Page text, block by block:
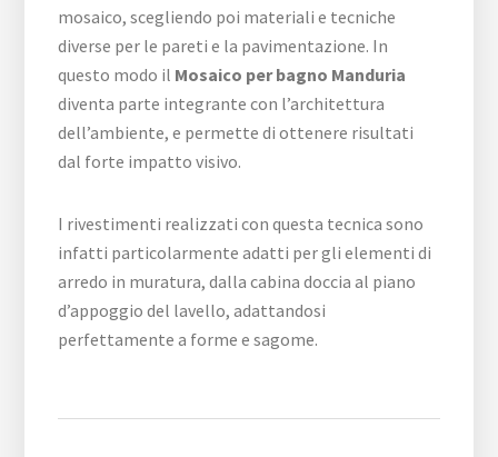
mosaico, scegliendo poi materiali e tecniche
diverse per le pareti e la pavimentazione. In
questo modo il Mosaico per bagno Manduria
diventa parte integrante con l’architettura
dell’ambiente, e permette di ottenere risultati
dal forte impatto visivo.
I rivestimenti realizzati con questa tecnica sono
infatti particolarmente adatti per gli elementi di
arredo in muratura, dalla cabina doccia al piano
d’appoggio del lavello, adattandosi
perfettamente a forme e sagome.